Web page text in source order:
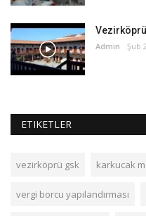
Admin Şub
ETIKETLER
vezirköprü gsk karkucak
vergi borcu yapılandırması